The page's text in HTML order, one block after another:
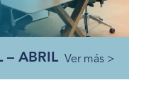
– ABRIL Ver más >